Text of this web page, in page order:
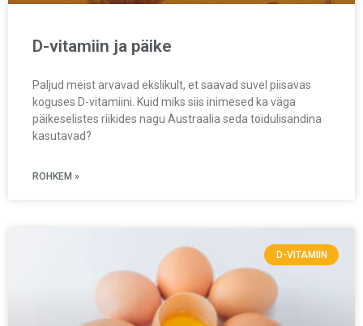
D-vitamiin ja päike
Paljud meist arvavad ekslikult, et saavad suvel piisavas
koguses D-vitamiini. Kuid miks siis inimesed ka väga
päikeselistes riikides nagu Austraalia seda toidulisandina
kasutavad?
ROHKEM »
D-VITAMIIN